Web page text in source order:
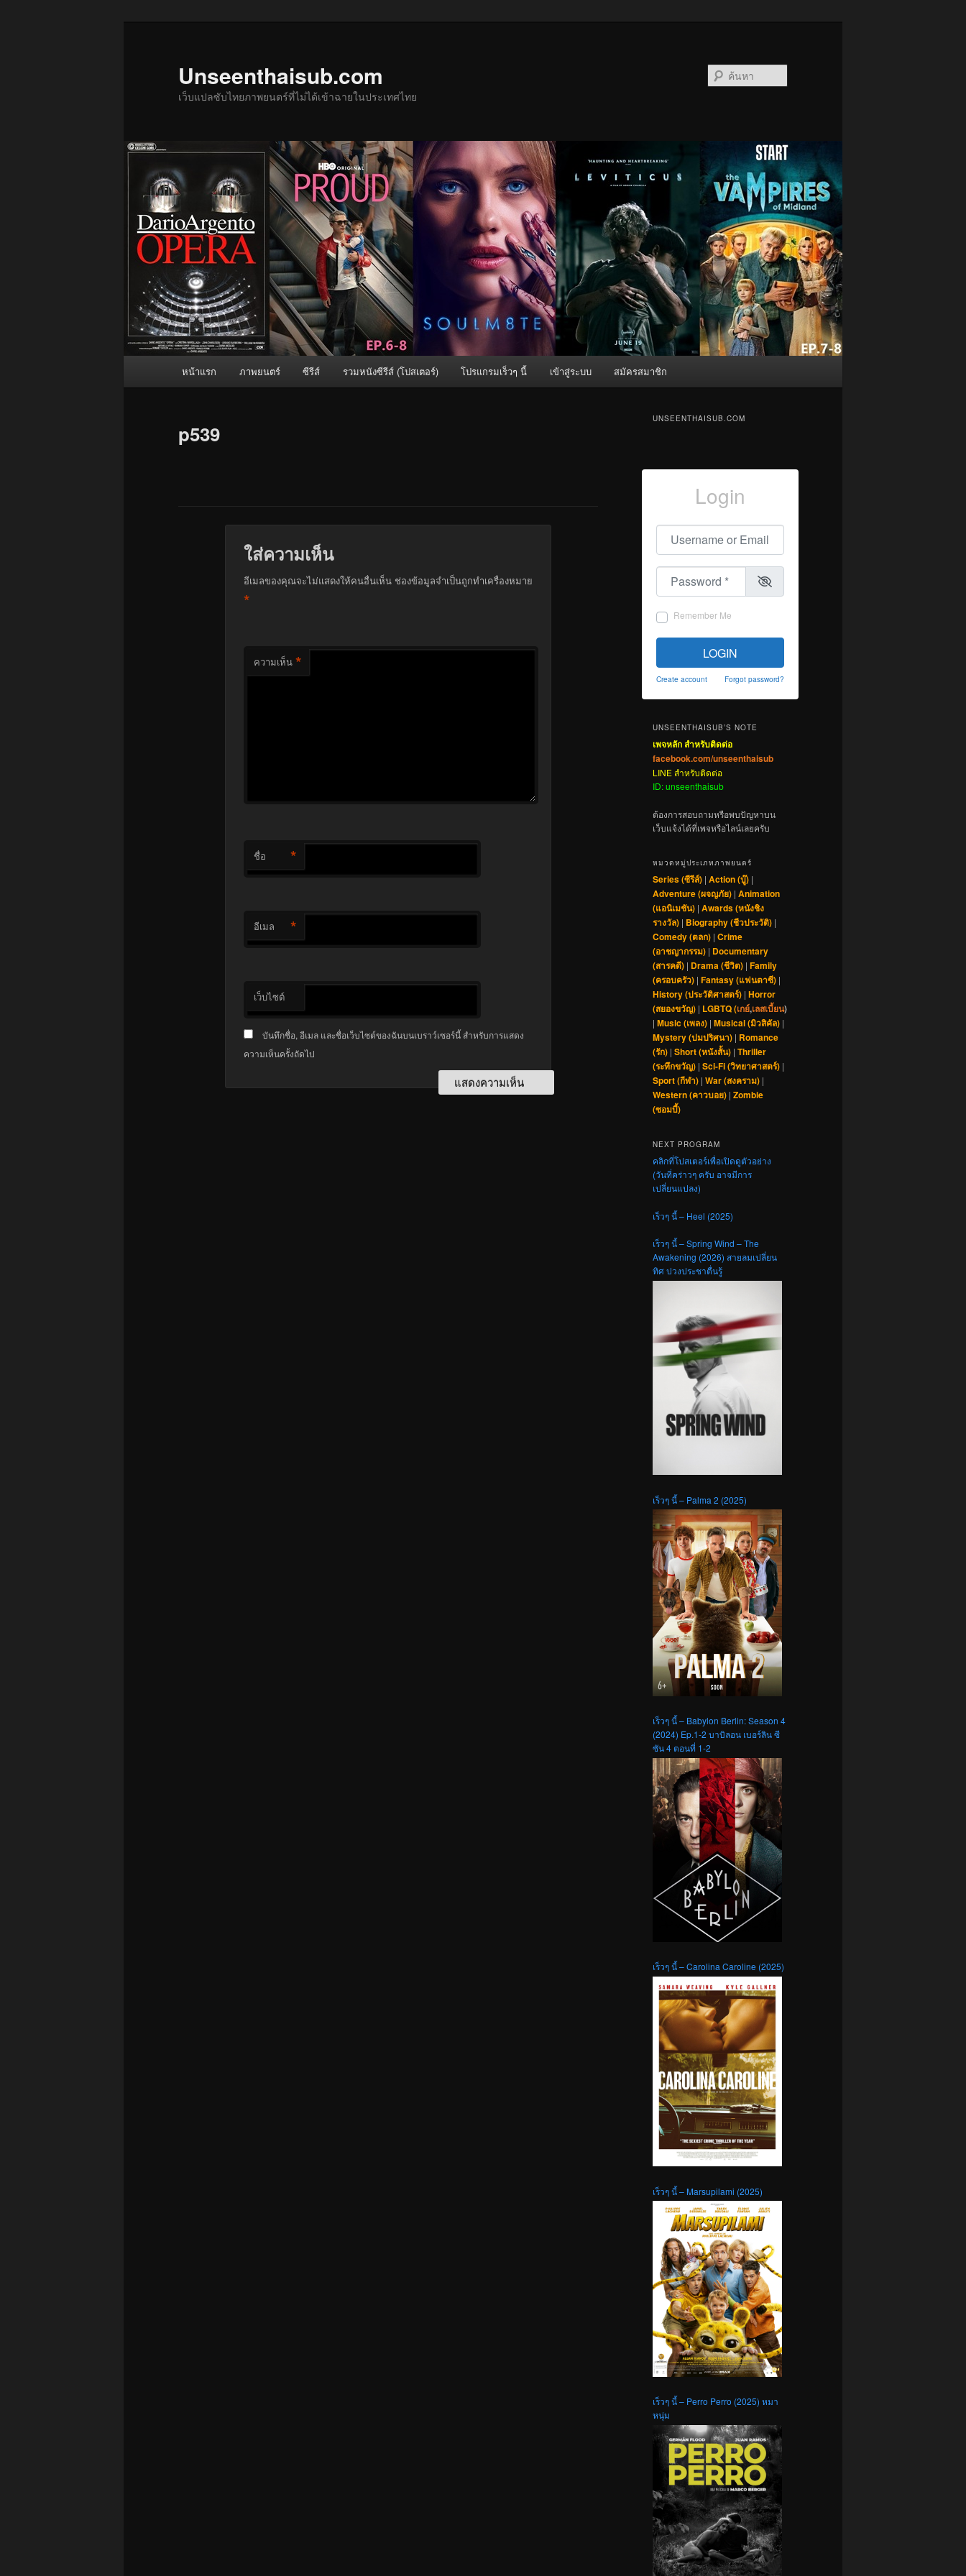
Unseenthaisub.com
เว็บแปลซับไทยภาพยนตร์ที่ไม่ได้เข้าฉายในประเทศไทย
หน้าแรก ภาพยนตร์ ซีรีส์ รวมหนังซีรีส์ (โปสเตอร์) โปรแกรมเร็วๆ นี้ เข้าสู่ระบบ สมัครสมาชิก
p539
ใส่ความเห็น
อีเมลของคุณจะไม่แสดงให้คนอื่นเห็น ช่องข้อมูลจำเป็นถูกทำเครื่องหมาย
*
ความเห็น *
ชื่อ *
อีเมล *
เว็บไซต์
บันทึกชื่อ, อีเมล และชื่อเว็บไซต์ของฉันบนเบราว์เซอร์นี้ สำหรับการแสดง
ความเห็นครั้งถัดไป
UNSEENTHAISUB.COM
Login
Username or Email
Password
Remember Me
LOGIN
Create account Forgot password?
UNSEENTHAISUB’S NOTE
เพจหลัก สำหรับติดต่อ
facebook.com/unseenthaisub
LINE สำหรับติดต่อ
ID: unseenthaisub
ต้องการสอบถามหรือพบปัญหาบน
เว็บแจ้งได้ที่เพจหรือไลน์เลยครับ
หมวดหมู่ประเภทภาพยนตร์
Series (ซีรีส์) | Action (บู๊) |
Adventure (ผจญภัย) | Animation
(แอนิเมชัน) | Awards (หนังชิง
รางวัล) | Biography (ชีวประวัติ) |
Comedy (ตลก) | Crime
(อาชญากรรม) | Documentary
(สารคดี) | Drama (ชีวิต) | Family
(ครอบครัว) | Fantasy (แฟนตาซี) |
History (ประวัติศาสตร์) | Horror
(สยองขวัญ) | LGBTQ (เกย์,เลสเบี้ยน)
| Music (เพลง) | Musical (มิวสิคัล) |
Mystery (ปมปริศนา) | Romance
(รัก) | Short (หนังสั้น) | Thriller
(ระทึกขวัญ) | Sci-Fi (วิทยาศาสตร์) |
Sport (กีฬา) | War (สงคราม) |
Western (คาวบอย) | Zombie
(ซอมบี้)
NEXT PROGRAM
คลิกที่โปสเตอร์เพื่อเปิดดูตัวอย่าง
(วันที่คร่าวๆ ครับ อาจมีการ
เปลี่ยนแปลง)
เร็วๆ นี้ – Heel (2025)
เร็วๆ นี้ – Spring Wind – The
Awakening (2026) สายลมเปลี่ยน
ทิศ ปวงประชาตื่นรู้
เร็วๆ นี้ – Palma 2 (2025)
เร็วๆ นี้ – Babylon Berlin: Season 4
(2024) Ep.1-2 บาบิลอน เบอร์ลิน ซี
ซัน 4 ตอนที่ 1-2
เร็วๆ นี้ – Carolina Caroline (2025)
เร็วๆ นี้ – Marsupilami (2025)
เร็วๆ นี้ – Perro Perro (2025) หมา
หนุ่ม